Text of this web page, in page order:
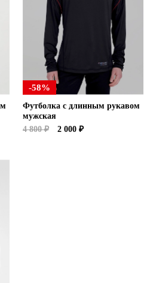
-58%
Футболка с длинным рукавом
мужская
4 800 ₽
2 000 ₽